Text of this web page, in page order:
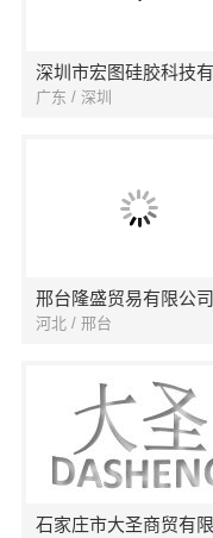
广东 / 深圳
邢台隆盛贸易有限公司
河北 / 邢台